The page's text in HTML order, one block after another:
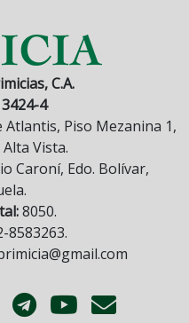
C.A.
4
Piso Mezanina 1,
Vista.
Caroní, Edo. Bolívar,
8050.
8583263.